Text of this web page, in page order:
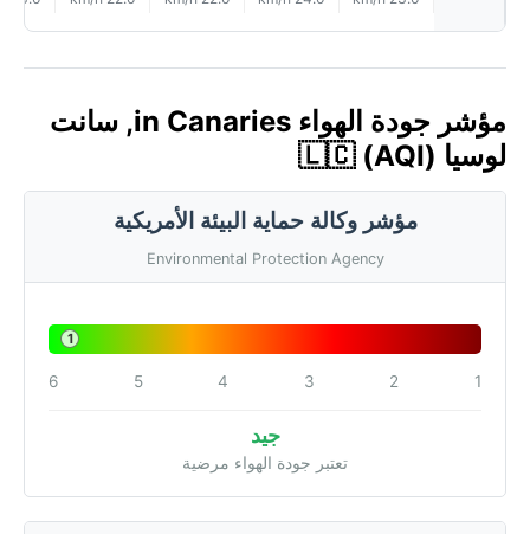
مؤشر جودة الهواء in Canaries, سانت
لوسيا 🇱🇨 (AQI)
مؤشر وكالة حماية البيئة الأمريكية
Environmental Protection Agency
1
1
2
3
4
5
6
جيد
تعتبر جودة الهواء مرضية